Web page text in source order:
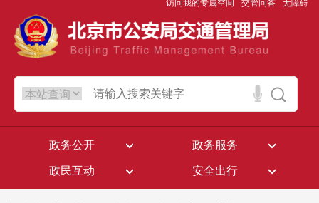
访问我的专属空间 交管问答 无障碍
政务公开 政务服务
政民互动 安全出行